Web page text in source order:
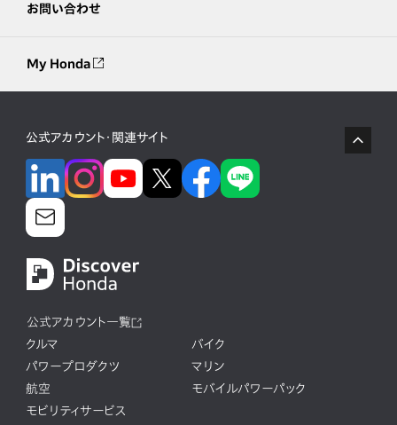
お問い合わせ
My Honda
公式アカウント・関連サイト
公式アカウント一覧
クルマ
バイク
パワープロダクツ
マリン
航空
モバイルパワーパック
モビリティサービス